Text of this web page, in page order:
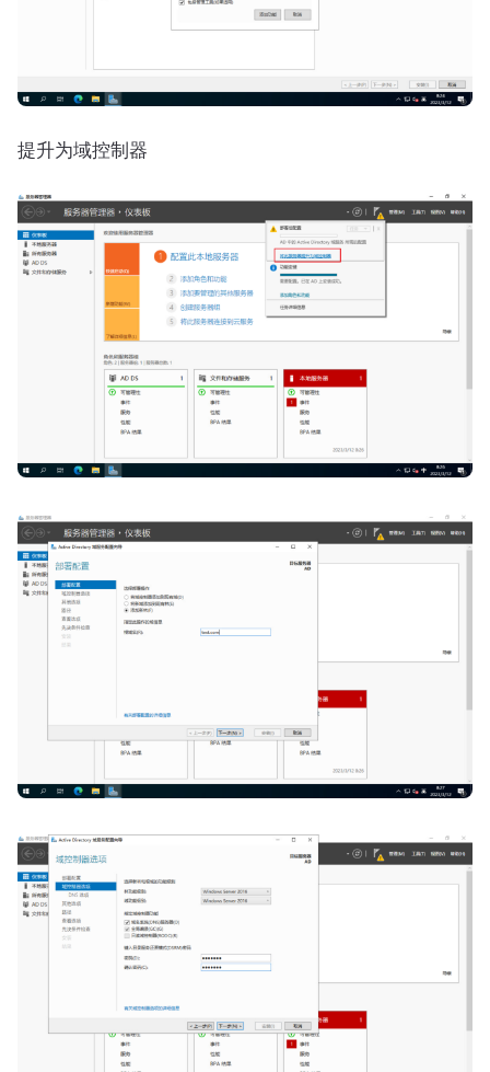
提升为域控制器